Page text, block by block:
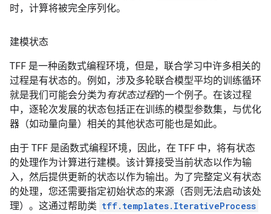
时，计算将被完全序列化。
建模状态
TFF 是一种函数式编程环境，但是，联合学习中许多相关的
过程是有状态的。例如，涉及多轮联合模型平均的训练循环
就是我们可能会分类为有状态过程的一个例子。在该过程
中，逐轮次发展的状态包括正在训练的模型参数集，与优化
器（如动量向量）相关的其他状态可能也是如此。
由于 TFF 是函数式编程环境，因此，在 TFF 中，将有状态
的处理作为计算进行建模。该计算接受当前状态以作为输
入，然后提供更新的状态以作为输出。为了完整定义有状态
的处理，您还需要指定初始状态的来源（否则无法启动该处
理）。这通过帮助类 tff.templates.IterativeProcess